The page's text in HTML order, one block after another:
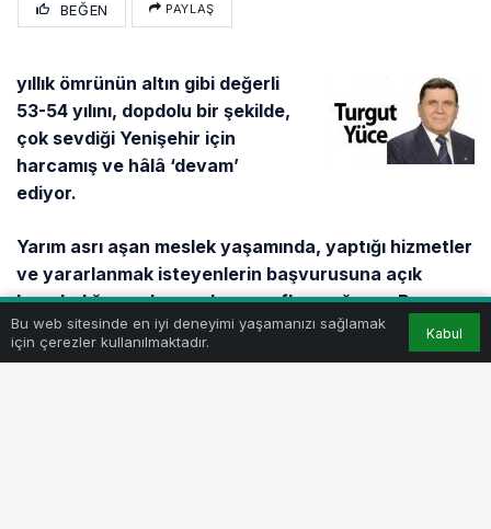
BEĞEN PAYLAŞ
yıllık ömrünün altın gibi değerli
53-54 yılını, dopdolu bir şekilde,
çok sevdiği Yenişehir için
harcamış ve hâlâ ‘devam’
ediyor.
Yarım asrı aşan meslek yaşamında, yaptığı hizmetler
ve yararlanmak isteyenlerin başvurusuna açık
hazırladığı eserler sıralansa raflara sığmaz. Ben;
sadece o canı gibi sevdiği Yenişehir için neler
yapmadı ki? Diye özetleyeceğim.
Bu web sitesinde en iyi deneyimi yaşamanızı sağlamak
için çerezler kullanılmaktadır.
Kabul